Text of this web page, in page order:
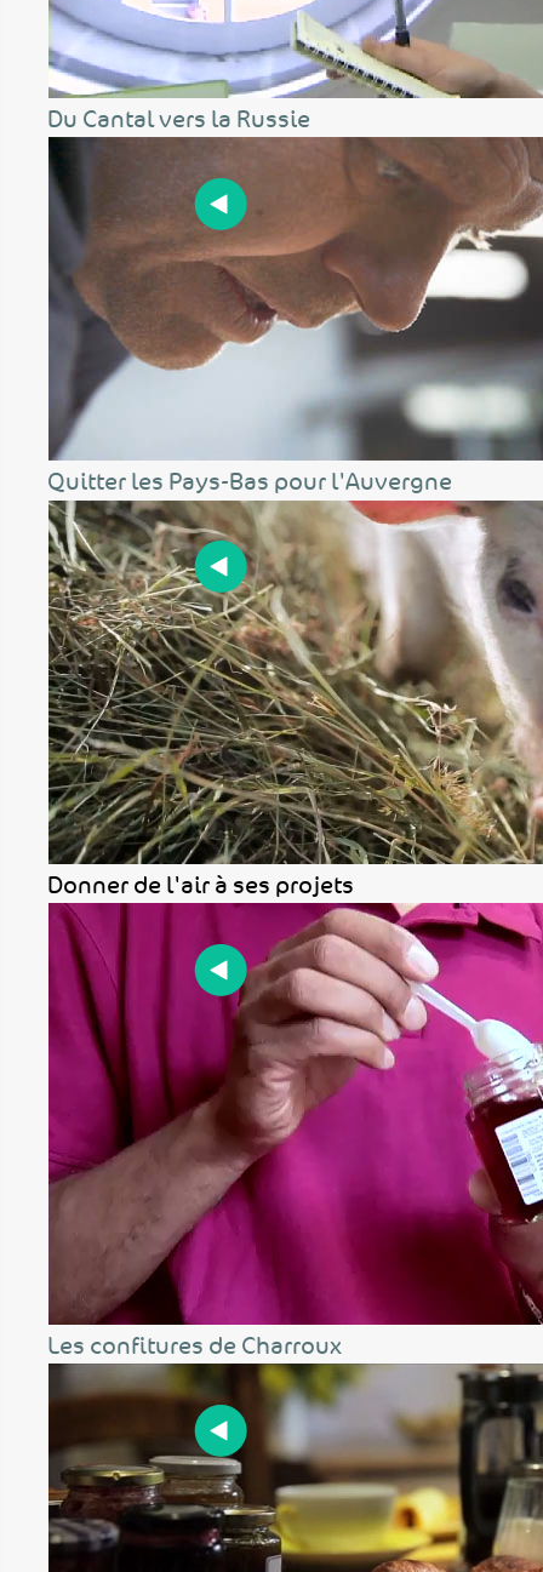
Du Cantal vers la Russie
Quitter les Pays-Bas pour l'Auvergne
Donner de l'air à ses projets
Les confitures de Charroux